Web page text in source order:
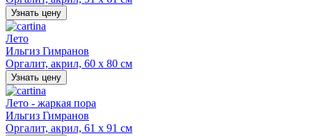
Узнать цену
Лето
Ильгиз Гимранов
Оргалит, акрил, 60 х 80 см
Узнать цену
Лето - жаркая пора
Ильгиз Гимранов
Оргалит, акрил, 61 х 91 см